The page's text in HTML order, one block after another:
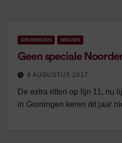
GRONINGEN NIEUWS
Geen speciale
9 AUGUSTUS 2017
De extra ritten op lijn 11, nu
in Groningen keren dit jaar